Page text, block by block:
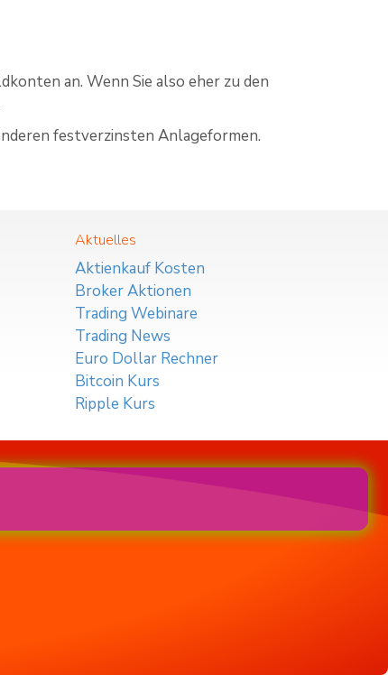
an. Wenn Sie also eher zu den
festverzinsten Anlageformen.
Aktuelles
Aktienkauf Kosten
Broker Aktionen
Trading Webinare
Trading News
Euro Dollar Rechner
Bitcoin Kurs
Ripple Kurs